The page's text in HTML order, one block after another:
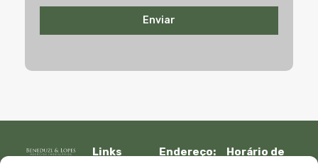
Enviar
Links
Endereço:
Horário de